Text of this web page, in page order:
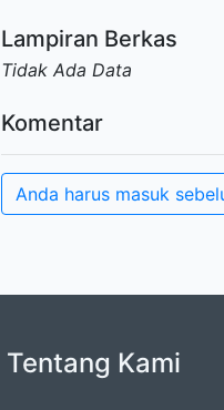
Lampiran Berkas
Tidak Ada Data
Komentar
Anda harus masuk
Tentang Kami